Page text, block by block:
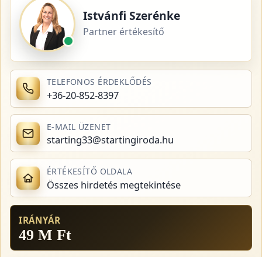
Istvánfi Szerénke
Partner értékesítő
TELEFONOS ÉRDEKLŐDÉS
+36-20-852-8397
E-MAIL ÜZENET
starting33@startingiroda.hu
ÉRTÉKESÍTŐ OLDALA
Összes hirdetés megtekintése
IRÁNYÁR
49 M Ft